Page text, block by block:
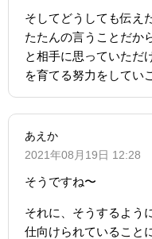
そしてどうしても伝
たたんの言うことだか
と相手に思っていただ
を育てる努力をしてい
あえか
2021年08月19日 12:28
そうですね〜
それに、そうするよう
仕向けられていること